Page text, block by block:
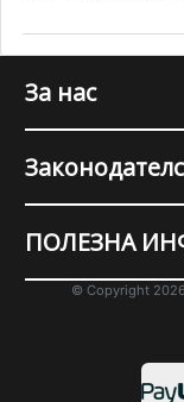
За нас
ПОЛЕЗНА
© Copyright